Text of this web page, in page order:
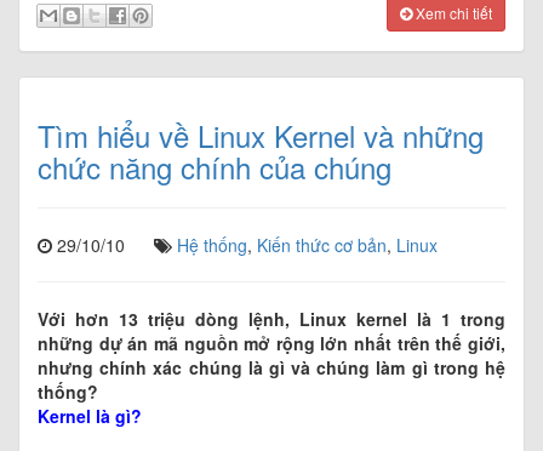
Xem chi tiết
Tìm hiểu về Linux Kernel và những
chức năng chính của chúng
29/10/10 Hệ thống, Kiến thức cơ bản, Linux
Với hơn 13 triệu dòng lệnh, Linux kernel là 1 trong
những dự án mã nguồn mở rộng lớn nhất trên thế giới,
nhưng chính xác chúng là gì và chúng làm gì trong hệ
thống?
Kernel là gì?